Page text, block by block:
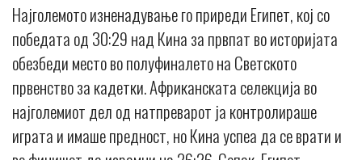
Најголемото изненадување го приреди Египет, кој со
победата од 30:29 над Кина за првпат во историјата
обезбеди место во полуфиналето на Светското
првенство за кадетки. Африканската селекција во
најголемиот дел од натпреварот ја контролираше
играта и имаше предност, но Кина успеа да се врати и